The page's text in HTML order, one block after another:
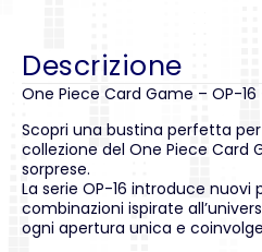
Descrizione
One Piece Card Game – OP-16
Scopri una bustina perfetta
collezione del One Piece Card
sorprese.
La serie OP-16 introduce nuovi
combinazioni ispirate
ogni apertura unica e